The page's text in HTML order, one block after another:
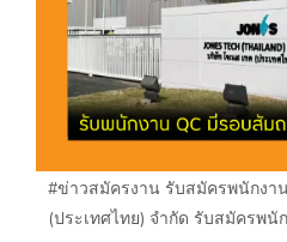
#ข่าวสมัครงาน รับสมัครพนักงา
(ประเทศไทย) จำกัด รับสมัครพ